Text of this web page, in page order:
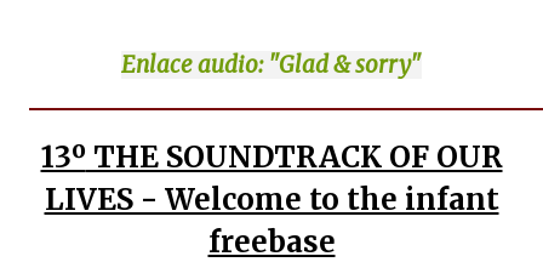
Enlaceaudio: "Glad & sorry"
13º THE SOUNDTRACK OF OUR
LIVES - Welcome to the infant
freebase